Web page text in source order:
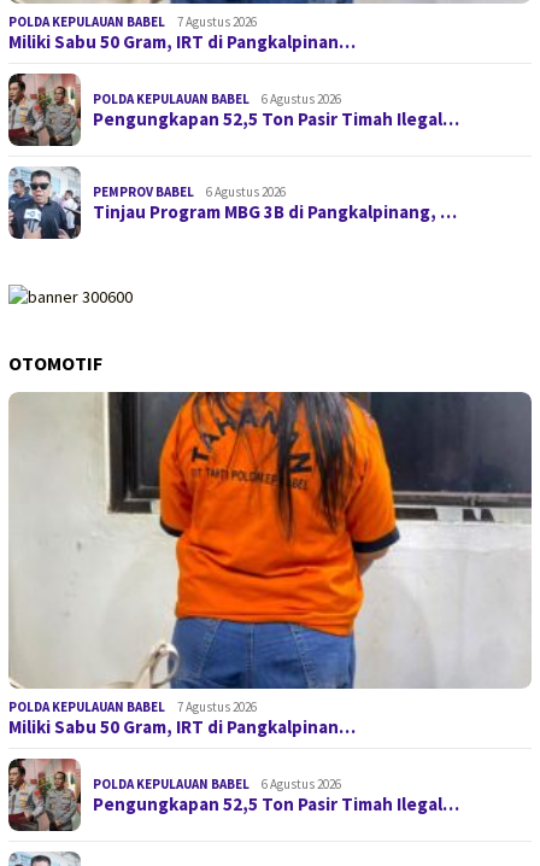
POLDA KEPULAUAN BABEL 7 Agustus 2026
Miliki Sabu 50 Gram, IRT di Pangkalpinan…
POLDA KEPULAUAN BABEL 6 Agustus 2026
Pengungkapan 52,5 Ton Pasir Timah Ilegal…
PEMPROV BABEL 6 Agustus 2026
Tinjau Program MBG 3B di Pangkalpinang, …
OTOMOTIF
POLDA KEPULAUAN BABEL 7 Agustus 2026
Miliki Sabu 50 Gram, IRT di Pangkalpinan…
POLDA KEPULAUAN BABEL 6 Agustus 2026
Pengungkapan 52,5 Ton Pasir Timah Ilegal…